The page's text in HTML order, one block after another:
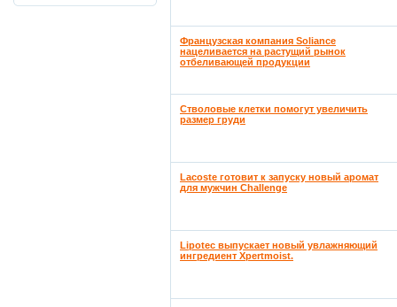
Французская компания Soliance
нацеливается на растущий рынок
отбеливающей продукции
Стволовые клетки помогут увеличить
размер груди
Lacoste готовит к запуску новый аромат
для мужчин Challenge
Lipotec выпускает новый увлажняющий
ингредиент Xpertmoist.